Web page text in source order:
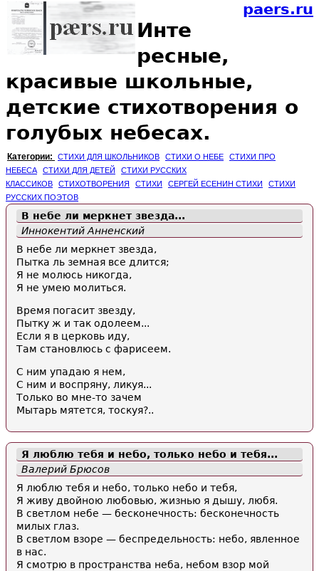
paers.ru
Инте
ресные,
красивые школьные,
детские стихотворения о
голубых небесах.
Категории: СТИХИ ДЛЯ ШКОЛЬНИКОВ СТИХИ О НЕБЕ
СТИХИ ПРО
НЕБЕСА
СТИХИ ДЛЯ ДЕТЕЙ
СТИХИ РУССКИХ
КЛАССИКОВ
СТИХОТВОРЕНИЯ СТИХИ СЕРГЕЙ ЕСЕНИН СТИХИ
СТИХИ
РУССКИХ ПОЭТОВ
В небе ли меркнет звезда...
Иннокентий Анненский
В небе ли меркнет звезда,
Пытка ль земная все длится;
Я не молюсь никогда,
Я не умею молиться.
Время погасит звезду,
Пытку ж и так одолеем...
Если я в церковь иду,
Там становлюсь с фарисеем.
С ним упадаю я нем,
С ним и воспряну, ликуя...
Только во мне-то зачем
Мытарь мятется, тоскуя?..
Я люблю тебя и небо, только небо и тебя...
Валерий Брюсов
Я люблю тебя и небо, только небо и тебя,
Я живу двойною любовью, жизнью я дышу, любя.
В светлом небе — бесконечность: бесконечность
милых глаз.
В светлом взоре — беспредельность: небо, явленное
в нас.
Я смотрю в пространства неба, небом взор мой